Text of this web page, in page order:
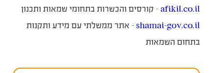
afikil.co.il– קורסים והכשרות בתחומי שמאות ותכנון
shamai-gov.co.il– אתר ממשלתי עם מידע ותקנות
בתחום השמאות